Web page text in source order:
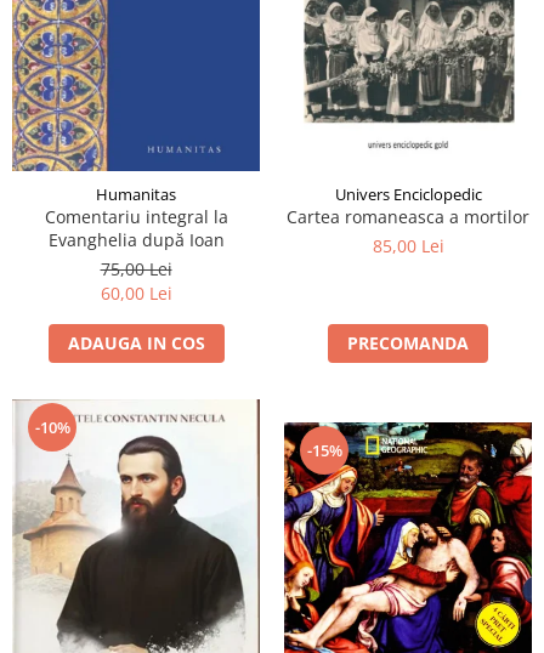
Humanitas
Comentariu integral la
Evanghelia după Ioan
75,00 Lei
60,00 Lei
ADAUGA IN COS
Univers Enciclopedic
Cartea romaneasca a mortilor
85,00 Lei
PRECOMANDA
-10%
-15%